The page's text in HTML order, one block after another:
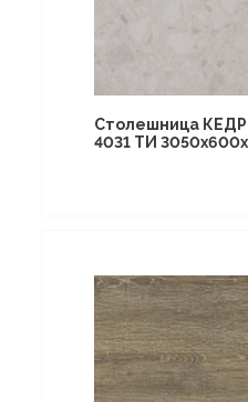
Столешница КЕДР
4031 ТИ